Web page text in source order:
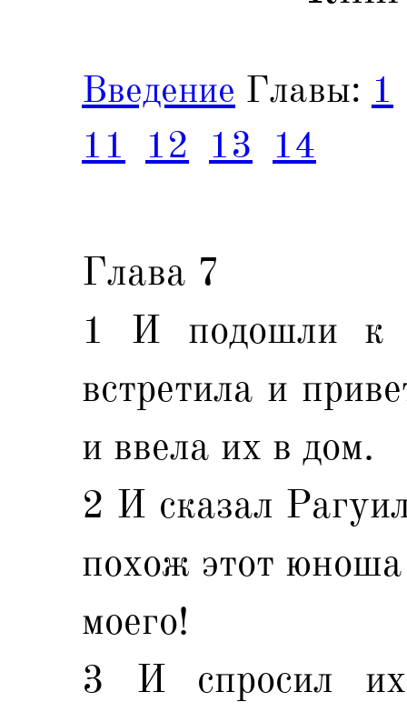
Введение Главы: 1
11
12 13 14
Глава 7
1 И подошли к
встретила и
и ввела их в дом.
2 И сказал
похож этот
моего!
3 И спросил